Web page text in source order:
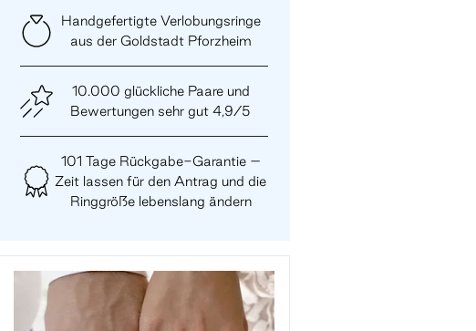
Handgefertigte Verlobungsringe
aus der Goldstadt Pforzheim
10.000 glückliche Paare und
Bewertungen sehr gut 4,9/5
101 Tage Rückgabe-Garantie –
Zeit lassen für den Antrag und die
Ringgröße lebenslang ändern